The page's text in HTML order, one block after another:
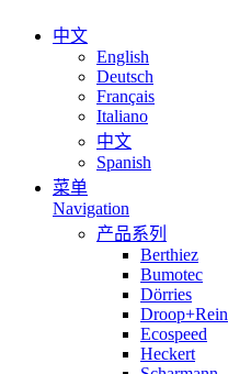
中文
English
Deutsch
Français
Italiano
中文
Spanish
菜单
Navigation
产品系列
Berthiez
Bumotec
Dörries
Droop+Rein
Ecospeed
Heckert